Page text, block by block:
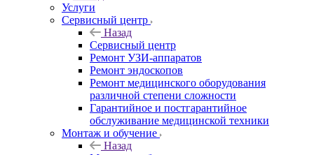
Услуги
Сервисный центр
Назад
Сервисный центр
Ремонт УЗИ-аппаратов
Ремонт эндоскопов
Ремонт медицинского оборудования
различной степени сложности
Гарантийное и постгарантийное
обслуживание медицинской техники
Монтаж и обучение
Назад